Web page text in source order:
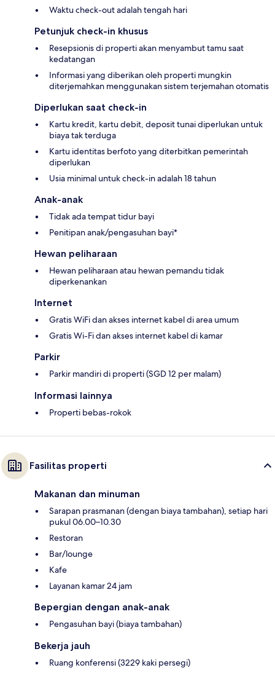
Waktu check-out adalah tengah hari
Petunjuk check-in khusus
Resepsionis di properti akan menyambut tamu saat
kedatangan
Informasi yang diberikan oleh properti mungkin
diterjemahkan menggunakan sistem terjemahan otomatis
Diperlukan saat check-in
Kartu kredit, kartu debit, deposit tunai diperlukan untuk
biaya tak terduga
Kartu identitas berfoto yang diterbitkan pemerintah
diperlukan
Usia minimal untuk check-in adalah 18 tahun
Anak-anak
Tidak ada tempat tidur bayi
Penitipan anak/pengasuhan bayi*
Hewan peliharaan
Hewan peliharaan atau hewan pemandu tidak
diperkenankan
Internet
Gratis WiFi dan akses internet kabel di area umum
Gratis Wi-Fi dan akses internet kabel di kamar
Parkir
Parkir mandiri di properti (SGD 12 per malam)
Informasi lainnya
Properti bebas-rokok
Fasilitas properti
Makanan dan minuman
Sarapan prasmanan (dengan biaya tambahan), setiap hari
pukul 06.00–10.30
Restoran
Bar/lounge
Kafe
Layanan kamar 24 jam
Bepergian dengan anak-anak
Pengasuhan bayi (biaya tambahan)
Bekerja jauh
Ruang konferensi (3229 kaki persegi)